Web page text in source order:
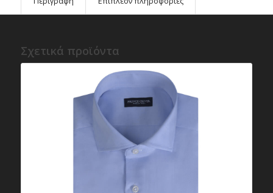
Σχετικά προϊόντα